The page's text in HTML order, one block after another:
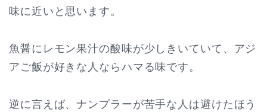
味に近いと思います。
魚醤にレモン果汁の酸味が少しきいていて、アジ
アご飯が好きな人ならハマる味です。
逆に言えば、ナンプラーが苦手な人は避けたほう